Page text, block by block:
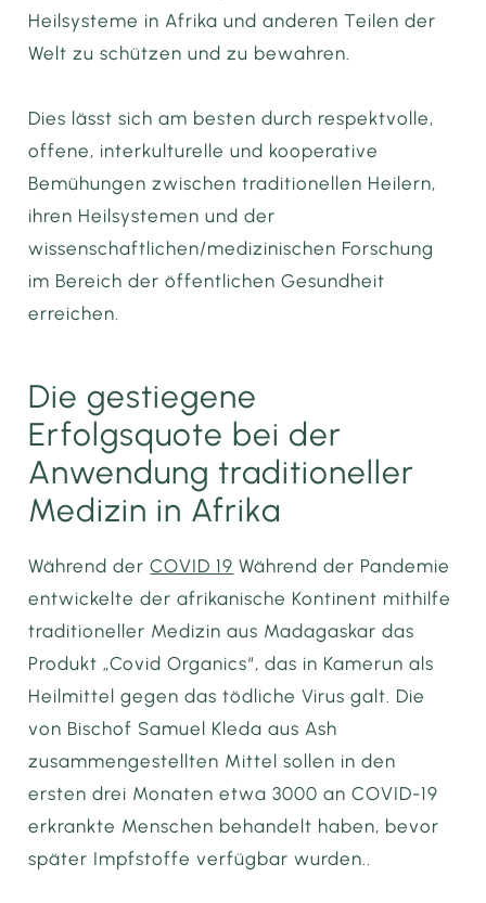
Heilsysteme in Afrika und anderen Teilen der
Welt zu schützen und zu bewahren.
Dies lässt sich am besten durch respektvolle,
offene, interkulturelle und kooperative
Bemühungen zwischen traditionellen Heilern,
ihren Heilsystemen und der
wissenschaftlichen/medizinischen Forschung
im Bereich der öffentlichen Gesundheit
erreichen.
Die gestiegene
Erfolgsquote bei der
Anwendung traditioneller
Medizin in Afrika
Während derCOVID 19 Während der Pandemie
entwickelte der afrikanische Kontinent mithilfe
traditioneller Medizin aus Madagaskar das
Produkt „Covid Organics“, das in Kamerun als
Heilmittel gegen das tödliche Virus galt. Die
von Bischof Samuel Kleda aus Ash
zusammengestellten Mittel sollen in den
ersten drei Monaten etwa 3000 an COVID-19
erkrankte Menschen behandelt haben, bevor
später Impfstoffe verfügbar wurden..